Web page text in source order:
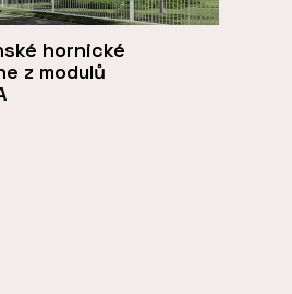
hornické
z modulů